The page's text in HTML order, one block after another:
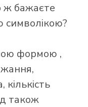
ж бажаєте
символікою?
формою ,
також